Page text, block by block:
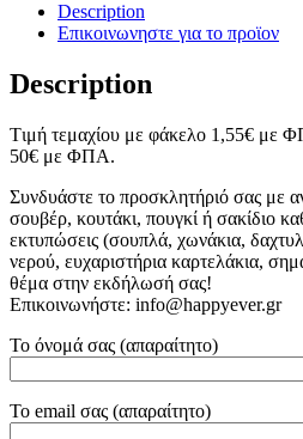
Description
Επικοινωνηστε για το προϊoν
Description
Tιμή τεμαχίου με φάκελο 1,55€ με
50€ με ΦΠΑ.
Συνδυάστε το προσκλητήριό σας με
σουβέρ, κουτάκι, πουγκί ή σακίδιο
εκτυπώσεις (σουπλά, χωνάκια,
νερού, ευχαριστήρια καρτελάκια,
θέμα στην εκδήλωσή σας!
Επικοινωνήστε: info@happyever.gr
Το όνομά σας (απαραίτητο)
Το email σας (απαραίτητο)